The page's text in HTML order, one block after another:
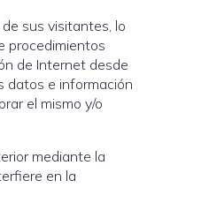
sus visitantes, lo
procedimientos
de Internet desde
datos e información
el mismo y/o
mediante la
en la